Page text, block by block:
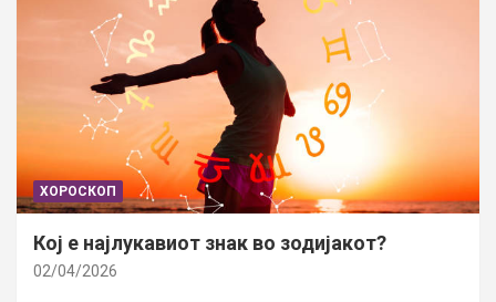
ХОРОСКОП
Кој е најлукавиот знак во зодијакот?
02/04/2026